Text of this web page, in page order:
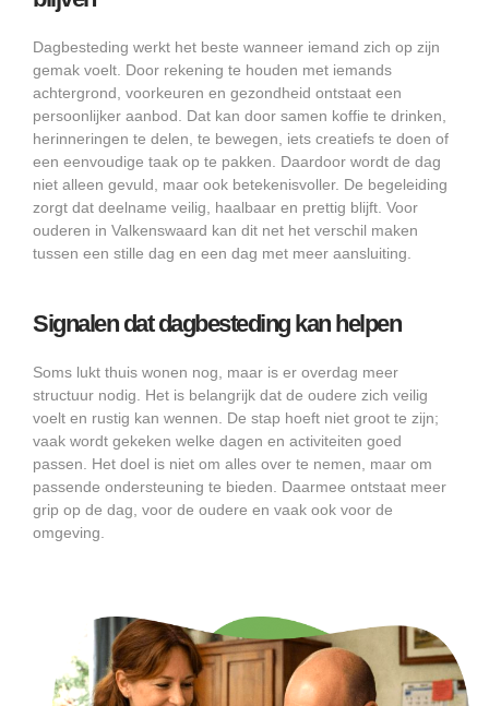
Dagbesteding werkt het beste wanneer iemand zich op zijn
gemak voelt. Door rekening te houden met iemands
achtergrond, voorkeuren en gezondheid ontstaat een
persoonlijker aanbod. Dat kan door samen koffie te drinken,
herinneringen te delen, te bewegen, iets creatiefs te doen of
een eenvoudige taak op te pakken. Daardoor wordt de dag
niet alleen gevuld, maar ook betekenisvoller. De begeleiding
zorgt dat deelname veilig, haalbaar en prettig blijft. Voor
ouderen in Valkenswaard kan dit net het verschil maken
tussen een stille dag en een dag met meer aansluiting.
Signalen dat dagbesteding kan helpen
Soms lukt thuis wonen nog, maar is er overdag meer
structuur nodig. Het is belangrijk dat de oudere zich veilig
voelt en rustig kan wennen. De stap hoeft niet groot te zijn;
vaak wordt gekeken welke dagen en activiteiten goed
passen. Het doel is niet om alles over te nemen, maar om
passende ondersteuning te bieden. Daarmee ontstaat meer
grip op de dag, voor de oudere en vaak ook voor de
omgeving.